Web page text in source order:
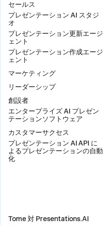
セールス
プレゼンテーション AI スタジ
オ
プレゼンテーション更新エージ
ェント
プレゼンテーション作成エージ
ェント
マーケティング
リーダーシップ
創設者
エンタープライズ AI プレゼン
テーションソフトウェア
カスタマーサクセス
プレゼンテーション AI API に
よるプレゼンテーションの自動
化
Tome 対 Presentations.AI